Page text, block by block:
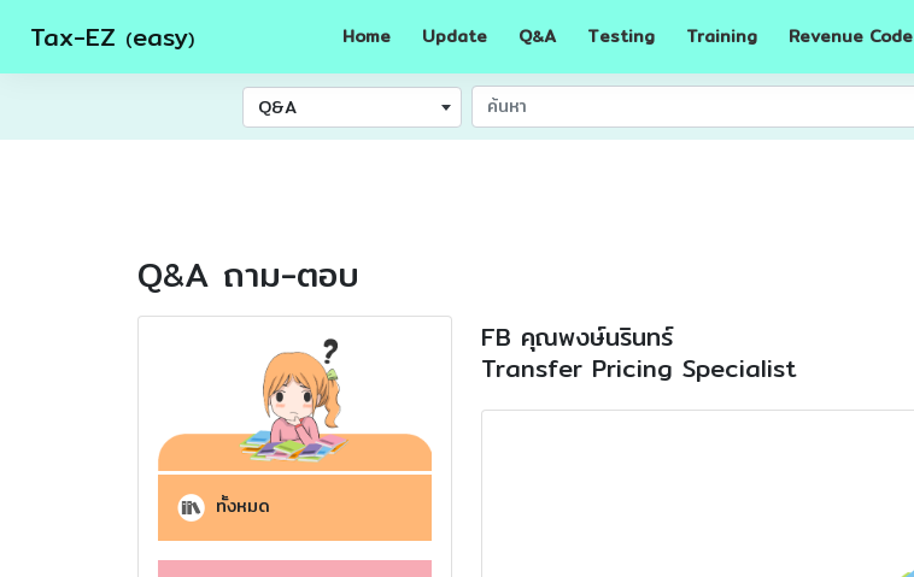
Tax-EZ (easy) Home Update Q&A Testing Training Revenue Code
Q&A
Q&A ถาม-ตอบ
ทั้งหมด
FB คุณพงษ์นรินทร์
Transfer Pricing Specialist